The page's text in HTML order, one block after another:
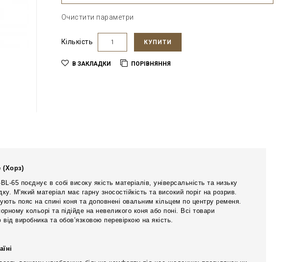
Очистити параметри
Кількість КУПИТИ
В ЗАКЛАДКИ ПОРІВНЯННЯ
(Хорз)
65 поєднує в собі високу якість матеріалів, універсальність та низьку
М'який матеріал має гарну зносостійкість та високий поріг на розрив.
пояс на спині коня та доповнені овальним кільцем по центру ременя.
кольорі та підійде на невеликого коня або поні. Всі товари
виробника та обов’язковою перевіркою на якість.